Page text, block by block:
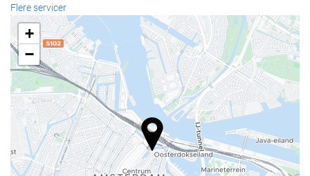
Handikapvenlig adgang.
Ikke-ryger værelser
Wellness
Solarium
Spa
Tyrkisk bad
Sauna
Massage
Flere servicer
+
−